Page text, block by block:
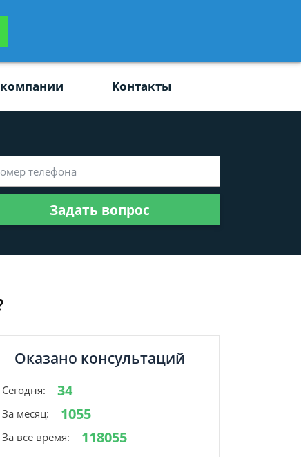
Контакты
Задать вопрос
Оказано консультаций
Сегодня: 34
За месяц: 1055
За все время: 118055